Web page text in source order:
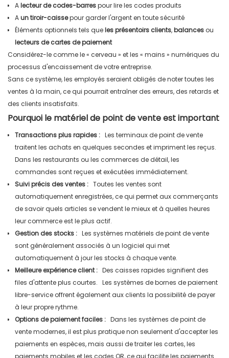
Alecteur de codes-barrespour lire les codes produits
Aun tiroir-caissepour garder l'argent en toute sécurité
Éléments optionnels tels queles présentoirs clients,balances ou
lecteurs de cartes de paiement
Considérez-le comme le « cerveau » et les « mains » numériques du
processus d'encaissement de votre entreprise.
Sans ce système, les employés seraient obligés de noter toutes les
ventes à la main, ce qui pourrait entraîner des erreurs, des retards et
des clients insatisfaits.
Pourquoi le matériel de point de vente est important
Transactions plus rapides : Les terminaux de point de vente
traitent les achats en quelques secondes et impriment les reçus.
Dans les restaurants ou les commerces de détail, les
commandes sont reçues et exécutées immédiatement.
Suivi précis des ventes : Toutes les ventes sont
automatiquement enregistrées, ce qui permet aux commerçants
de savoir quels articles se vendent le mieux et à quelles heures
leur commerce est le plus actif.
Gestion des stocks : Les systèmes matériels de point de vente
sont généralement associés à un logiciel qui met
automatiquement à jour les stocks à chaque vente.
Meilleure expérience client : Des caisses rapides signifient des
files d'attente plus courtes.
Les systèmes de bornes de paiement
libre-service offrent également aux clients la possibilité de payer
à leur propre rythme.
Options de paiement faciles : Dans les systèmes de point de
vente modernes, il est plus pratique non seulement d'accepter les
paiements en espèces, mais aussi de traiter les cartes, les